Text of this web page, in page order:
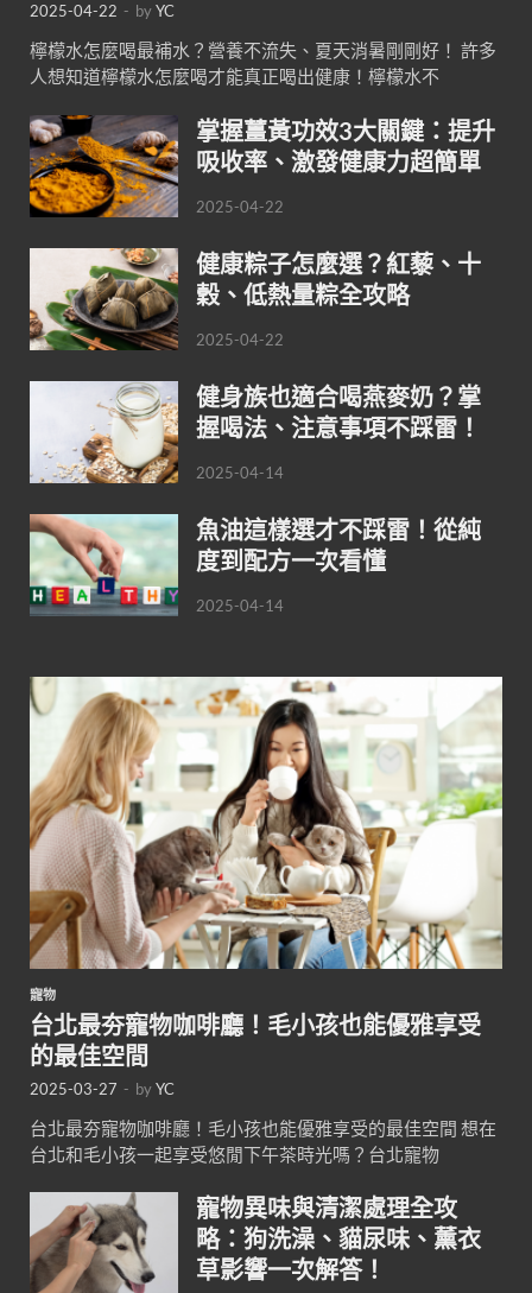
2025-04-22 - byYC
檸檬水怎麼喝最補水？營養不流失、夏天消暑剛剛好！ 許多
人想知道檸檬水怎麼喝才能真正喝出健康！檸檬水不
掌握薑黃功效3大關鍵：提升
吸收率、激發健康力超簡單
2025-04-22
健康粽子怎麼選？紅藜、十
穀、低熱量粽全攻略
2025-04-22
健身族也適合喝燕麥奶？掌
握喝法、注意事項不踩雷！
2025-04-14
魚油這樣選才不踩雷！從純
度到配方一次看懂
2025-04-14
寵物
台北最夯寵物咖啡廳！毛小孩也能優雅享受
的最佳空間
2025-03-27 - byYC
台北最夯寵物咖啡廳！毛小孩也能優雅享受的最佳空間 想在
台北和毛小孩一起享受悠閒下午茶時光嗎？台北寵物
寵物異味與清潔處理全攻
略：狗洗澡、貓尿味、薰衣
草影響一次解答！